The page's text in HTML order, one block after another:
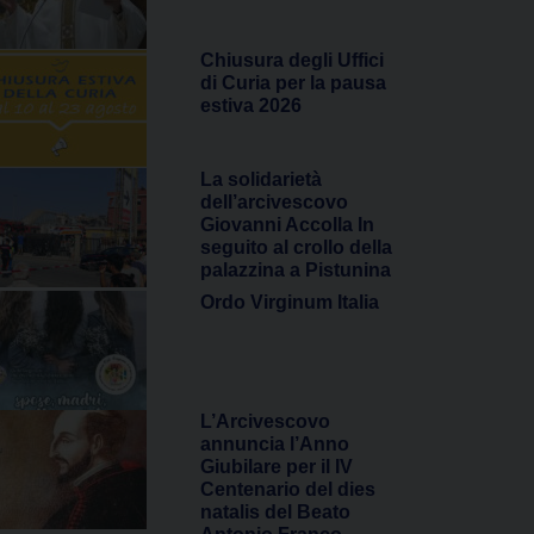
Chiusura degli Uffici
di Curia per la pausa
estiva 2026
La solidarietà
dell’arcivescovo
Giovanni Accolla In
seguito al crollo della
palazzina a Pistunina
Ordo Virginum Italia
L’Arcivescovo
annuncia l’Anno
Giubilare per il IV
Centenario del dies
natalis del Beato